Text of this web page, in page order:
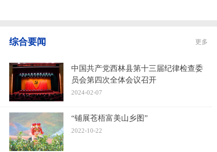
综合要闻 更多
中国共产党西林县第十三届纪律检查委
员会第四次全体会议召开
2024-02-07
“铺展苍梧富美山乡图”
2022-10-22